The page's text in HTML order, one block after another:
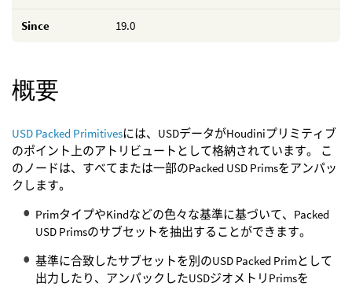
Since 19.0
概要
USD Packed Primitivesには、USDデータがHoudiniプリミティブ
のポイント上のアトリビュートとして格納されています。 こ
のノードは、すべてまたは一部のPacked USD Primsをアンパッ
クします。
PrimタイプやKindなどの色々な基準に基づいて、Packed
USD Primsのサブセットを抽出することができます。
基準に合致したサブセットを別のUSD Packed Primとして
出力したり、アンパックしたUSDジオメトリPrimsを